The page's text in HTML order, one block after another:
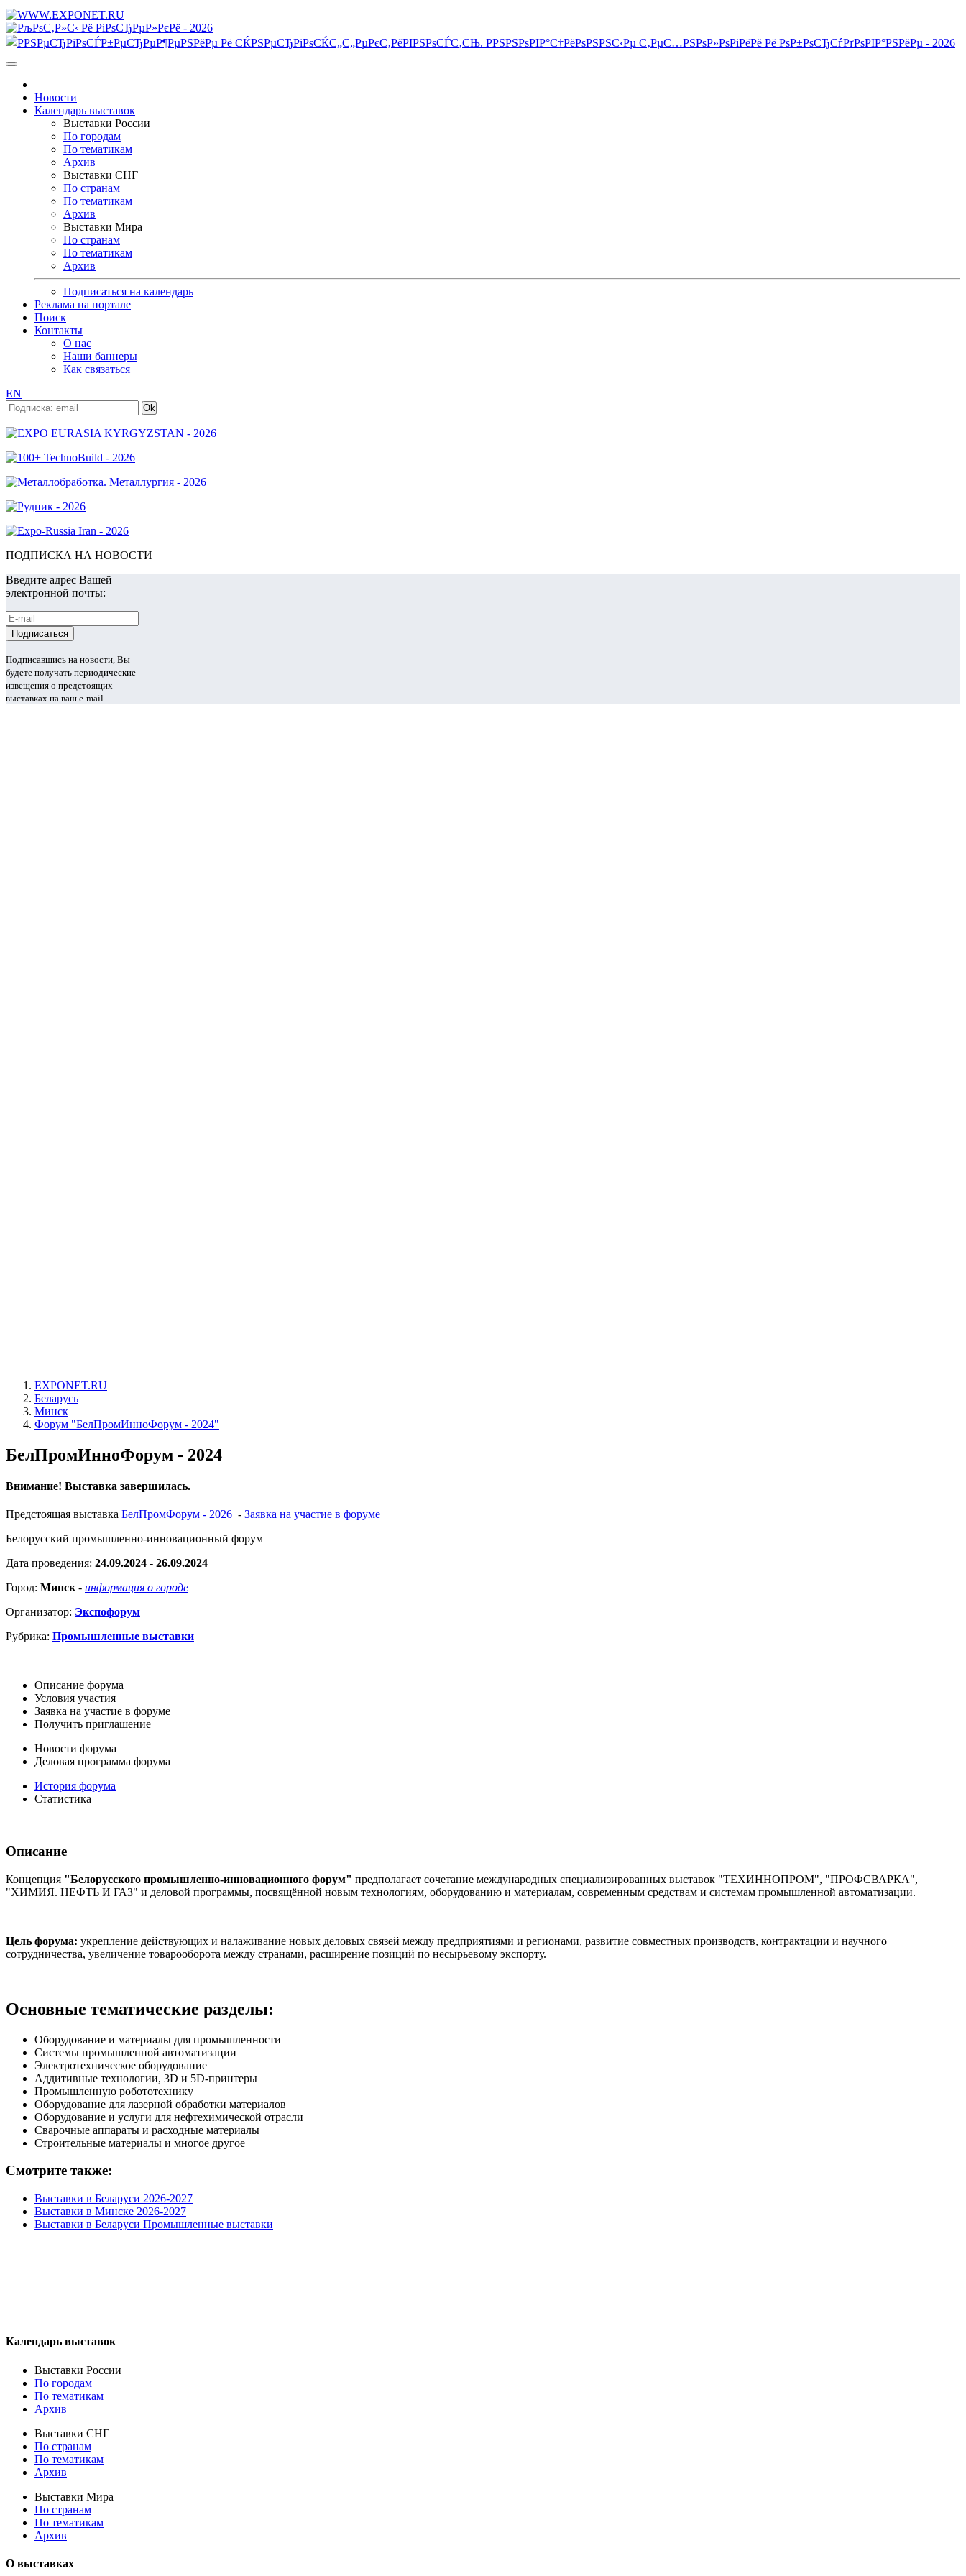
Новости
Календарь выставок
Выставки России
По городам
По тематикам
Архив
Выставки СНГ
По странам
По тематикам
Архив
Выставки Мира
По странам
По тематикам
Архив
Подписаться на календарь
Реклама на портале
Поиск
Контакты
О нас
Наши баннеры
Как связаться
EN
ПОДПИСКА НА НОВОСТИ
Введите адрес Вашей
электронной почты:
Подписавшись на новости, Вы
будете получать периодические
извещения о предстоящих
выставках на ваш e-mail.
EXPONET.RU
Беларусь
Минск
Форум "БелПромИнноФорум - 2024"
БелПромИнноФорум - 2024
Внимание! Выставка завершилась.
Предстоящая выставка БелПромФорум - 2026 - Заявка на участие в форуме
Белорусский промышленно-инновационный форум
Дата проведения: 24.09.2024 - 26.09.2024
Город: Минск - информация о городе
Организатор: Экспофорум
Рубрика: Промышленные выставки
Описание форума
Условия участия
Заявка на участие в форуме
Получить приглашение
Новости форума
Деловая программа форума
История форума
Статистика
Описание
Концепция "Белорусского промышленно-инновационного форум" предполагает сочетание международных специализированных выставок "ТЕХИННОПРОМ", "ПРОФСВАРКА",
"ХИМИЯ. НЕФТЬ И ГАЗ" и деловой программы, посвящённой новым технологиям, оборудованию и материалам, современным средствам и системам промышленной автоматизации.
Цель форума: укрепление действующих и налаживание новых деловых связей между предприятиями и регионами, развитие совместных производств, контрактации и научного
сотрудничества, увеличение товарооборота между странами, расширение позиций по несырьевому экспорту.
Основные тематические разделы:
Оборудование и материалы для промышленности
Системы промышленной автоматизации
Электротехническое оборудование
Аддитивные технологии, 3D и 5D-принтеры
Промышленную робототехнику
Оборудование для лазерной обработки материалов
Оборудование и услуги для нефтехимической отрасли
Сварочные аппараты и расходные материалы
Строительные материалы и многое другое
Смотрите также:
Выставки в Беларуси 2026-2027
Выставки в Минске 2026-2027
Выставки в Беларуси Промышленные выставки
Календарь выставок
Выставки России
По городам
По тематикам
Архив
Выставки СНГ
По странам
По тематикам
Архив
Выставки Мира
По странам
По тематикам
Архив
О выставках